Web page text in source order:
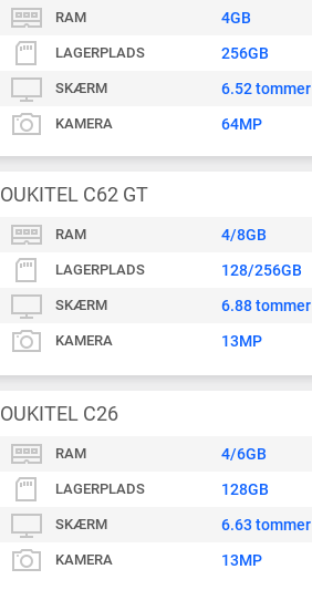
RAM 4GB
LAGERPLADS 256GB
SKÆRM 6.52 tommer
KAMERA 64MP
OUKITEL C62 GT
RAM 4/8GB
LAGERPLADS 128/256GB
SKÆRM 6.88 tommer
KAMERA 13MP
OUKITEL C26
RAM 4/6GB
LAGERPLADS 128GB
SKÆRM 6.63 tommer
KAMERA 13MP